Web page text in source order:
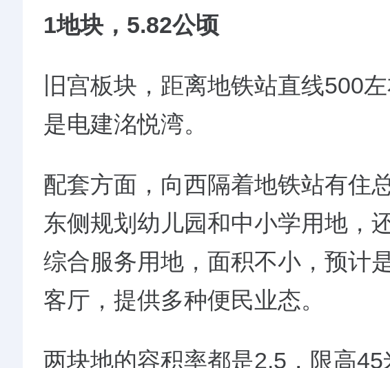
1地块，5.82公顷
旧宫板块，距离地铁站直线500
是电建洺悦湾。
配套方面，向西隔着地铁站有住
东侧规划幼儿园和中小学用地，
综合服务用地，面积不小，预计
客厅，提供多种便民业态。
两块地的容积率都是2.5，限高45